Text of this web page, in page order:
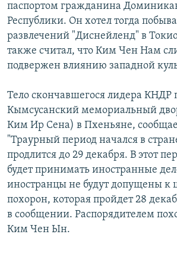
паспортом гражданина
Республики. Он хотел тогда
развлечений "Диснейленд" в
также считал, что Ким Чен Нам
подвержен влиянию западной
Тело скончавшегося лидера КНДР
Кымсусанский мемориальный
Ким Ир Сена) в Пхеньяне,
"Траурный период начался в
продлится до 29 декабря. В этот
будет принимать иностранные
иностранцы не будут допущены к
похорон, которая пройдет 28
в сообщении. Распорядителем
Ким Чен Ын.